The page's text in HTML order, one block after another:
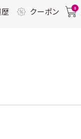
歴 クーポン 0